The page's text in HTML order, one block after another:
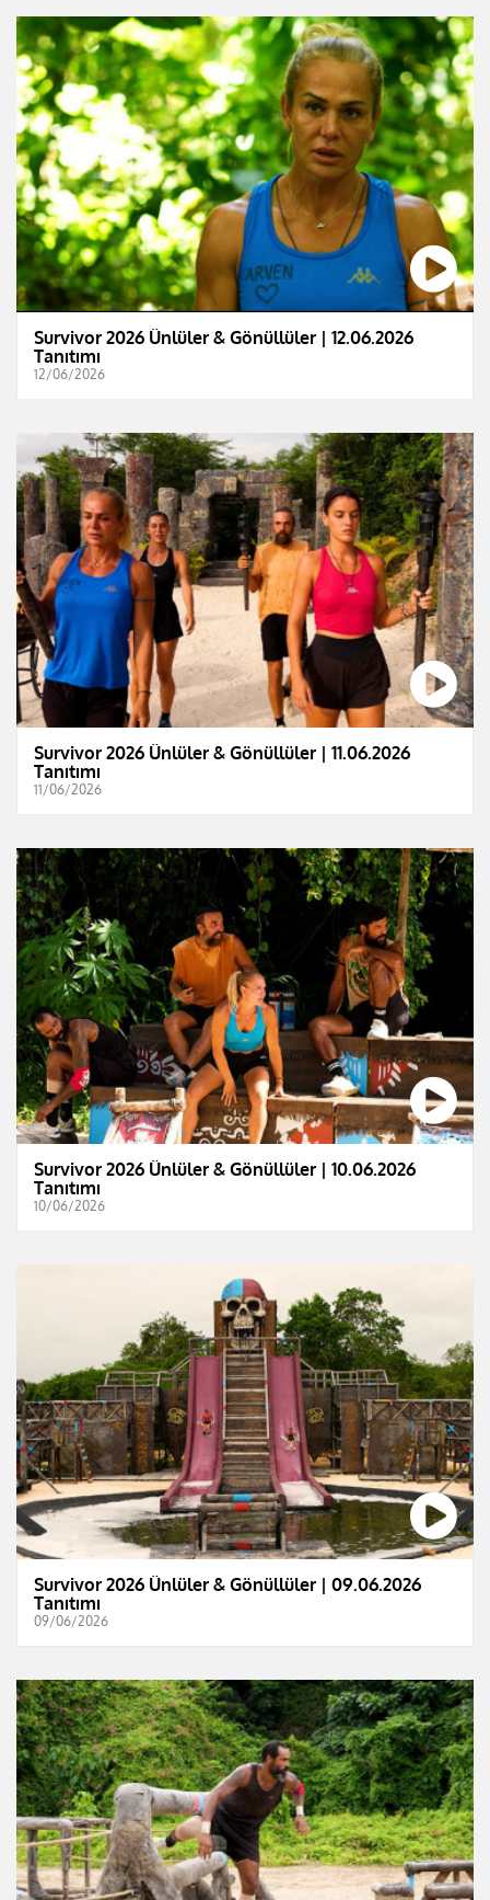
Survivor 2026 Ünlüler & Gönüllüler | 12.06.2026
Tanıtımı
12/06/2026
Survivor 2026 Ünlüler & Gönüllüler | 11.06.2026
Tanıtımı
11/06/2026
Survivor 2026 Ünlüler & Gönüllüler | 10.06.2026
Tanıtımı
10/06/2026
Survivor 2026 Ünlüler & Gönüllüler | 09.06.2026
Tanıtımı
09/06/2026